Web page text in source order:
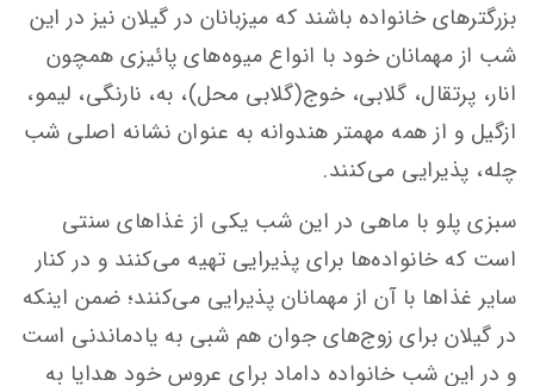
بزرگترهای خانواده باشند که میزبانان در گیلان نیز در این
شب از مهمانان خود با انواع میوه‌های پائیزی همچون
انار، پرتقال، گلابی، خوج(گلابی محل)، به، نارنگی، لیمو،
ازگیل و از همه مهمتر هندوانه به عنوان نشانه اصلی شب
چله، پذیرایی می‌کنند.
سبزی پلو با ماهی در این شب یکی از غذاهای سنتی
است که خانواده‌ها برای پذیرایی تهیه می‌کنند و در کنار
سایر غذاها با آن از مهمانان پذیرایی می‌کنند؛ ضمن اینکه
در گیلان برای زوج‌های جوان هم شبی به یادماندنی است
و در این شب خانواده داماد برای عروس خود هدایا به